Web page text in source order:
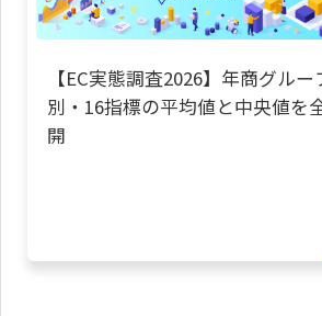
【EC実態調査2026】年商グルー
別・16指標の平均値と中央値を
開